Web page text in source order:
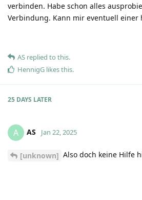
verbinden. Habe schon alles
Verbindung. Kann mir eventuell einer
AS replied to this.
HennigG likes this.
25 DAYS LATER
A AS Jan 22, 2025
[unknown] Also doch keine Hilfe